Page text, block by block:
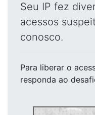
Seu IP fez
acessos
conosco.
Para liberar o
responda ao